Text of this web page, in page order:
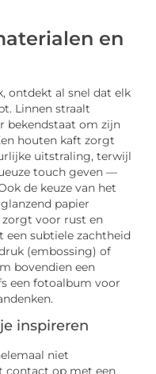
en
ontdekt al snel dat elk
Linnen straalt
bekendstaat om zijn
houten kaft zorgt
uitstraling, terwijl
touch geven —
de keuze van het
papier
voor rust en
een subtiele zachtheid
(embossing) of
bovendien een
een fotoalbum voor
inspireren
niet
contact op met een